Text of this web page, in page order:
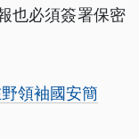
也必須簽署保密
領袖國安簡